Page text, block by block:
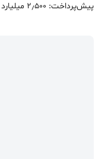
پیش‌پرداخت: 2٫500 میلیارد